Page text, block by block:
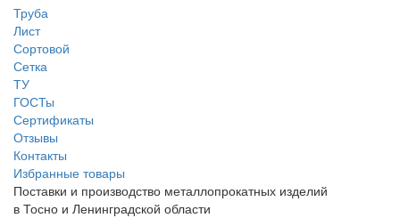
Труба
Лист
Сортовой
Сетка
ТУ
ГОСТы
Сертификаты
Отзывы
Контакты
Избранные товары
Поставки и производство металлопрокатных изделий
в Тосно и Ленинградской области